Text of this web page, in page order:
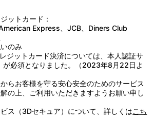
を試みるが…。
ドパーティー」
衣は、羽々里の提案で恋太郎との仲を深
、もとい1日デートをすることに。しか
りで時に極端な行動に出てしまう彼女に、
てほしいと恋太郎が下した“命令”とは…。
羽々里の趣味）をきっかけにしてメイド服
よる、恋太郎のハグチューを賭けたメイド
開幕する！
リーズ構成：あおしまたかし／キャラクタ
：矢野 茜／サブキャラクターデザイン：西
西山実果、前田紬希／美術監督：扇山秋仁
絵梦）、朝見美菜（絵梦）／色彩設計：松
美／編集：武宮むつみ／音響監督：土屋雅
（スワラ・プロ）／音響制作：ブシロード
、滝澤俊輔（TRYTONELABO）、eba／音
ニメーション制作：バイブリーアニメーシ
君のことが大大大大大好きな製作委員会
ットカード：
Express、JCB、Diners Club
のみ
ジットカード決済については、本人認証サ
が必須となりました。（2023年8月22日よ
らお客様を守る安心安全のためのサービス
の上、ご利用いただきますようお願い申し
ス（3Dセキュア）について、詳しくはこち